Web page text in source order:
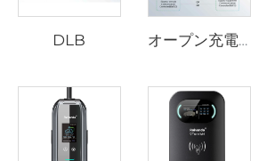
DLB オープン充電ステーションプロトコル